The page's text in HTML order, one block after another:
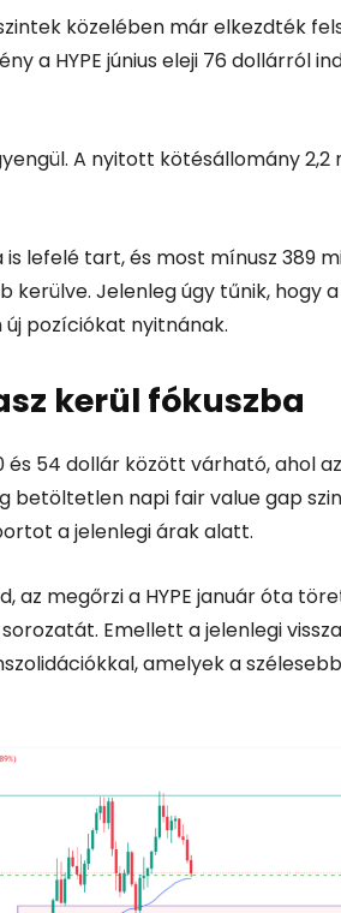
közelében már elkezdték
a HYPE június eleji 76 dollárról
A nyitott kötésállomány 2,2
lefelé tart, és most mínusz 389
kerülve. Jelenleg úgy tűnik, hogy
pozíciókat nyitnának.
kerül fókuszba
54 dollár között várható, ahol
napi fair value gap
a jelenlegi árak alatt.
az megőrzi a HYPE január óta
Emellett a jelenlegi
amelyek a